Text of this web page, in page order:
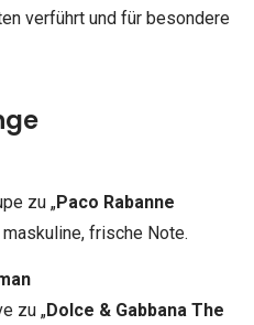
verführt und für besondere
zu „Paco Rabanne
frische Note.
zu „Dolce & Gabbana The